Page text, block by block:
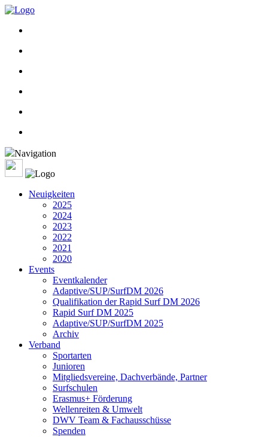
Navigation
Neuigkeiten
2025
2024
2023
2022
2021
2020
Events
Eventkalender
Adaptive/SUP/SurfDM 2026
Qualifikation der Rapid Surf DM 2026
Rapid Surf DM 2025
Adaptive/SUP/SurfDM 2025
Archiv
Verband
Sportarten
Junioren
Mitgliedsvereine, Dachverbände, Partner
Surfschulen
Erasmus+ Förderung
Wellenreiten & Umwelt
DWV Team & Fachausschüsse
Spenden